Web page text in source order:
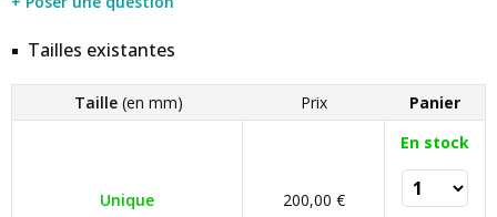
Tailles existantes
Taille(en mm) Prix Panier
Unique 200,00 €
En stock